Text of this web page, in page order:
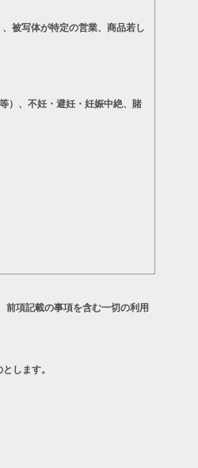
被写体が特定の営業、商品若し
）、不妊・避妊・妊娠中絶、賭
項記載の事項を含む一切の利用
します。